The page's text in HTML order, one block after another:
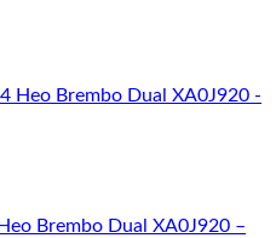
Brembo Dual XA0J920 –